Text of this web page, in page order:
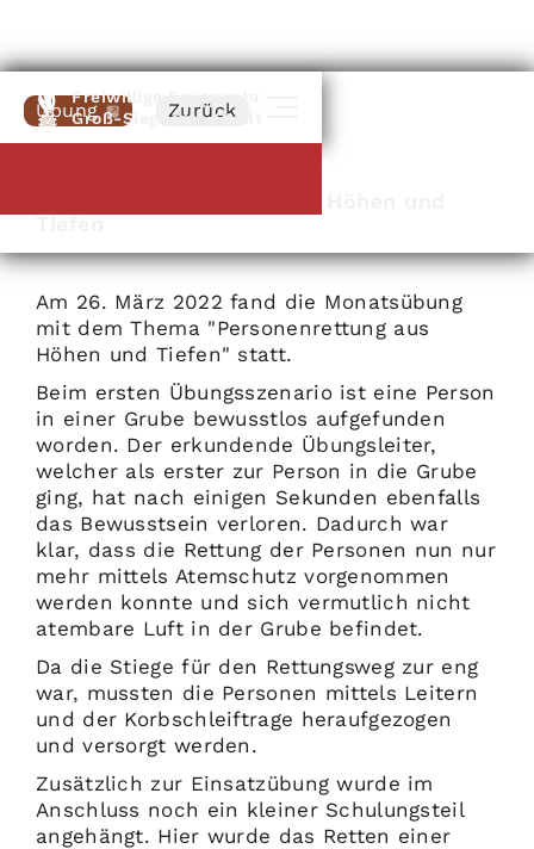
Freiwillige Feuerwehr
Groß-Siegharts-Stadt
Übung Zurück
Am 26. März 2022 fand die Monatsübung
mit dem Thema "Personenrettung aus
Höhen und Tiefen" statt.
Beim ersten Übungsszenario ist eine Person
in einer Grube bewusstlos aufgefunden
worden. Der erkundende Übungsleiter,
welcher als erster zur Person in die Grube
ging, hat nach einigen Sekunden ebenfalls
das Bewusstsein verloren. Dadurch war
klar, dass die Rettung der Personen nun nur
mehr mittels Atemschutz vorgenommen
werden konnte und sich vermutlich nicht
atembare Luft in der Grube befindet.
Da die Stiege für den Rettungsweg zur eng
war, mussten die Personen mittels Leitern
und der Korbschleiftrage heraufgezogen
und versorgt werden.
Zusätzlich zur Einsatzübung wurde im
Anschluss noch ein kleiner Schulungsteil
angehängt. Hier wurde das Retten einer